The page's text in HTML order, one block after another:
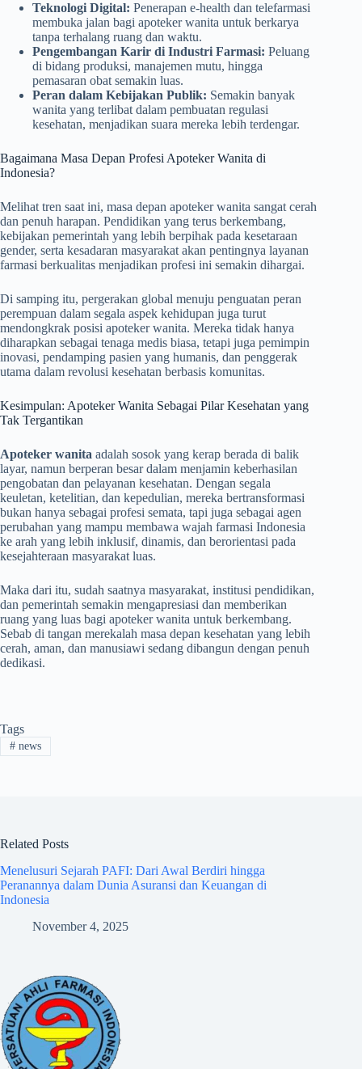
Teknologi Digital: Penerapan e-health dan telefarmasi
membuka jalan bagi apoteker wanita untuk berkarya
tanpa terhalang ruang dan waktu.
Pengembangan Karir di Industri Farmasi: Peluang
di bidang produksi, manajemen mutu, hingga
pemasaran obat semakin luas.
Peran dalam Kebijakan Publik: Semakin banyak
wanita yang terlibat dalam pembuatan regulasi
kesehatan, menjadikan suara mereka lebih terdengar.
Bagaimana Masa Depan Profesi Apoteker Wanita di
Indonesia?
Melihat tren saat ini, masa depan apoteker wanita sangat cerah
dan penuh harapan. Pendidikan yang terus berkembang,
kebijakan pemerintah yang lebih berpihak pada kesetaraan
gender, serta kesadaran masyarakat akan pentingnya layanan
farmasi berkualitas menjadikan profesi ini semakin dihargai.
Di samping itu, pergerakan global menuju penguatan peran
perempuan dalam segala aspek kehidupan juga turut
mendongkrak posisi apoteker wanita. Mereka tidak hanya
diharapkan sebagai tenaga medis biasa, tetapi juga pemimpin
inovasi, pendamping pasien yang humanis, dan penggerak
utama dalam revolusi kesehatan berbasis komunitas.
Kesimpulan: Apoteker Wanita Sebagai Pilar Kesehatan yang
Tak Tergantikan
Apoteker wanita adalah sosok yang kerap berada di balik
layar, namun berperan besar dalam menjamin keberhasilan
pengobatan dan pelayanan kesehatan. Dengan segala
keuletan, ketelitian, dan kepedulian, mereka bertransformasi
bukan hanya sebagai profesi semata, tapi juga sebagai agen
perubahan yang mampu membawa wajah farmasi Indonesia
ke arah yang lebih inklusif, dinamis, dan berorientasi pada
kesejahteraan masyarakat luas.
Maka dari itu, sudah saatnya masyarakat, institusi pendidikan,
dan pemerintah semakin mengapresiasi dan memberikan
ruang yang luas bagi apoteker wanita untuk berkembang.
Sebab di tangan merekalah masa depan kesehatan yang lebih
cerah, aman, dan manusiawi sedang dibangun dengan penuh
dedikasi.
Tags
#news
Related Posts
Menelusuri Sejarah PAFI: Dari Awal Berdiri hingga
Peranannya dalam Dunia Asuransi dan Keuangan di
Indonesia
November 4, 2025